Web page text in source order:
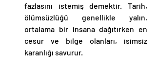
fazlasını istemiş demektir. Tarih,
ölümsüzlüğü genellikle yalın,
ortalama bir insana dağıtırken en
cesur ve bilge olanları, isimsiz
karanlığı savurur.